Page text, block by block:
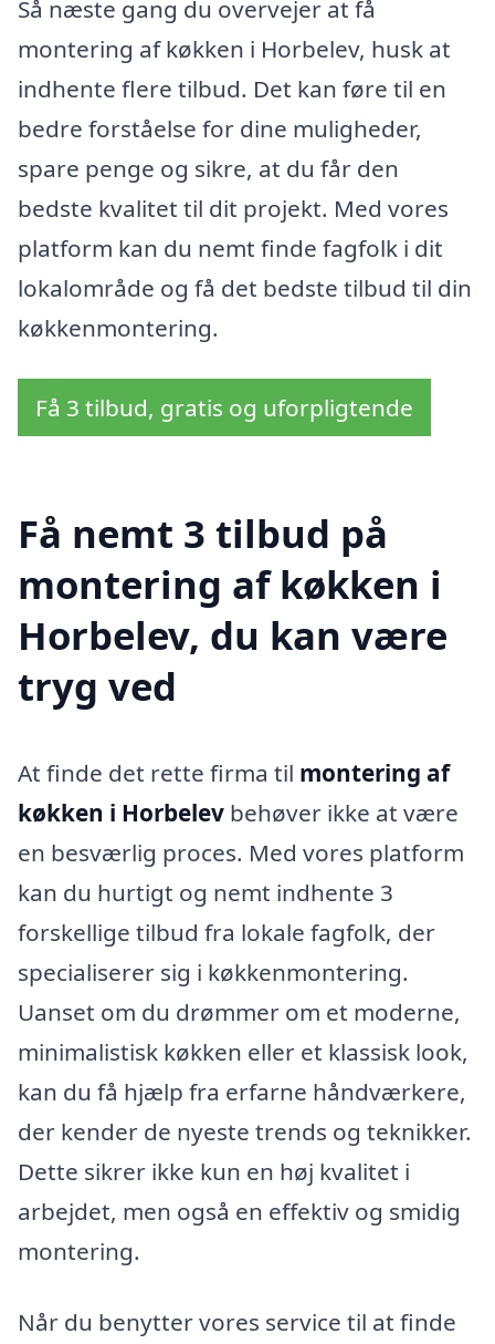
Så næste gang du overvejer at få
montering af køkken i Horbelev, husk at
indhente flere tilbud. Det kan føre til en
bedre forståelse for dine muligheder,
spare penge og sikre, at du får den
bedste kvalitet til dit projekt. Med vores
platform kan du nemt finde fagfolk i dit
lokalområde og få det bedste tilbud til din
køkkenmontering.
Få 3 tilbud, gratis og uforpligtende
Få nemt 3 tilbud på
montering af køkken i
Horbelev, du kan være
tryg ved
At finde det rette firma til montering af
køkken i Horbelev behøver ikke at være
en besværlig proces. Med vores platform
kan du hurtigt og nemt indhente 3
forskellige tilbud fra lokale fagfolk, der
specialiserer sig i køkkenmontering.
Uanset om du drømmer om et moderne,
minimalistisk køkken eller et klassisk look,
kan du få hjælp fra erfarne håndværkere,
der kender de nyeste trends og teknikker.
Dette sikrer ikke kun en høj kvalitet i
arbejdet, men også en effektiv og smidig
montering.
Når du benytter vores service til at finde